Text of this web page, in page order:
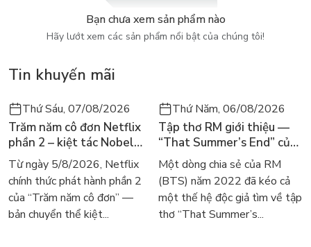
capture the magic of Gryffindor house and favourite
characters - Harry, Ron and Hermione, Albus Dumbledore,
A must-have collection for Gryffindors young and old, this
Gryffindor House Editions box set is the perfect tribute to
the house famed for its courage, bravery and determination
and is sure to be treasured for years to come.
Bạn chưa xem sản phẩm nào
Hãy lướt xem các sản phẩm nổi bật của chúng tôi!
Tin khuyến mãi
Thứ Sáu, 07/08/2026
Trăm năm cô đơn Netflix
phần 2 – kiệt tác Nobel
trở lại màn ảnh, dòng
người tìm đọc lại García
Márquez
Từ ngày 5/8/2026, Netflix
chính thức phát hành phần 2
của “Trăm năm cô đơn” —
bản chuyển thể kiệt...
Thứ Năm, 06/08/2026
Tập thơ RM giới thiệu —
“That Summer’s End” của
Lee Seong-bok ra mắt bản
tiếng Anh sau 4 năm gây
sốt
Một dòng chia sẻ của RM
(BTS) năm 2022 đã kéo cả
một thế hệ độc giả tìm về tập
thơ “That Summer’s...